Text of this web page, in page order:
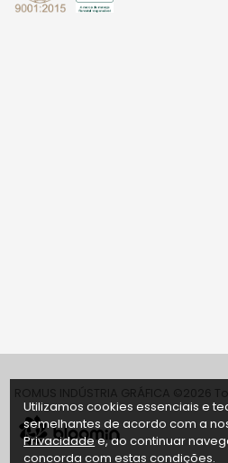
ROMUS INDÚSTRIA GRÁFICA ©2026
Utilizamos cookies essenciais e
semelhantes de acordo com a
Privacidadee, ao continuar
concorda com estas condições.